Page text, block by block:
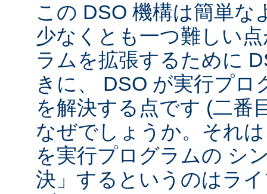
この DSO 機構は簡単な
少なくとも一つ難しい
ラムを拡張するために
きに、 DSO が実行プ
を解決する点です (二番
なぜでしょうか。それ
を実行プログラムの シ
決」するというのはラ